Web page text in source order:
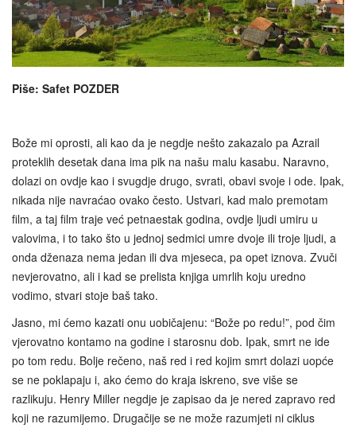
Piše: Safet POZDER
Bože mi oprosti, ali kao da je negdje nešto zakazalo pa Azrail
proteklih desetak dana ima pik na našu malu kasabu. Naravno,
dolazi on ovdje kao i svugdje drugo, svrati, obavi svoje i ode. Ipak,
nikada nije navraćao ovako često. Ustvari, kad malo premotam
film, a taj film traje već petnaestak godina, ovdje ljudi umiru u
valovima, i to tako što u jednoj sedmici umre dvoje ili troje ljudi, a
onda dženaza nema jedan ili dva mjeseca, pa opet iznova. Zvuči
nevjerovatno, ali i kad se prelista knjiga umrlih koju uredno
vodimo, stvari stoje baš tako.
Jasno, mi ćemo kazati onu uobičajenu: “Bože po redu!”, pod čim
vjerovatno kontamo na godine i starosnu dob. Ipak, smrt ne ide
po tom redu. Bolje rečeno, naš red i red kojim smrt dolazi uopće
se ne poklapaju i, ako ćemo do kraja iskreno, sve više se
razlikuju. Henry Miller negdje je zapisao da je nered zapravo red
koji ne razumijemo. Drugačije se ne može razumjeti ni ciklus